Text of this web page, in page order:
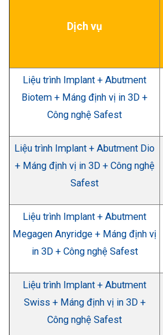
Dịch vụ
Liệu trình Implant + Abutment
Biotem + Máng định vị in 3D +
Công nghệ Safest
Liệu trình Implant + Abutment Dio
+ Máng định vị in 3D + Công nghệ
Safest
Liệu trình Implant + Abutment
Megagen Anyridge + Máng định vị
in 3D + Công nghệ Safest
Liệu trình Implant + Abutment
Swiss + Máng định vị in 3D +
Công nghệ Safest